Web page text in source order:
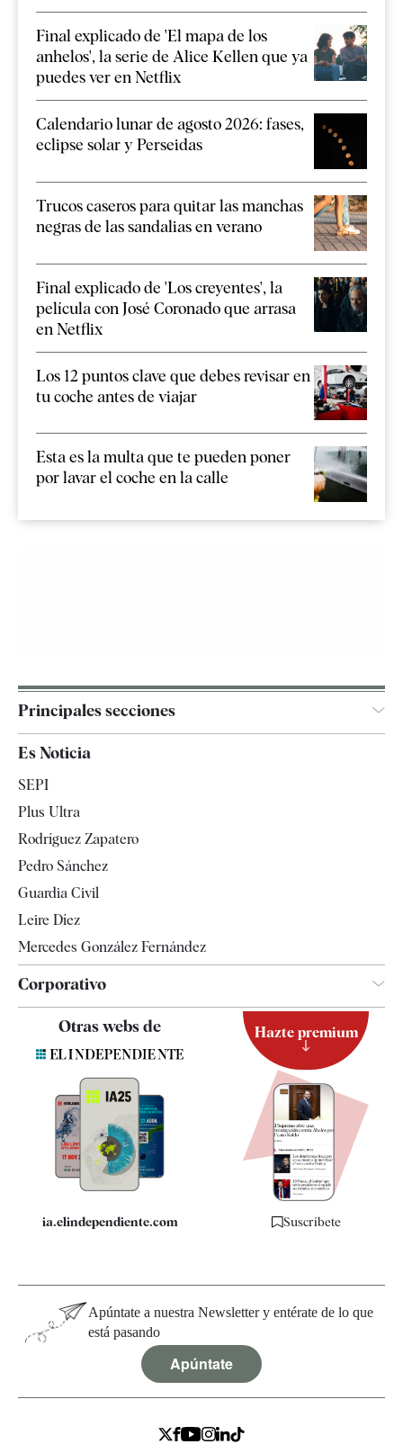
Final explicado de 'El mapa de los
anhelos', la serie de Alice Kellen que ya
puedes ver en Netflix
Calendario lunar de agosto 2026: fases,
eclipse solar y Perseidas
Trucos caseros para quitar las manchas
negras de las sandalias en verano
Final explicado de 'Los creyentes', la
película con José Coronado que arrasa
en Netflix
Los 12 puntos clave que debes revisar en
tu coche antes de viajar
Esta es la multa que te pueden poner
por lavar el coche en la calle
Principales secciones
Televisión
Es Noticia
SEPI
Plus Ultra
Rodríguez Zapatero
Pedro Sánchez
Guardia Civil
Leire Díez
Mercedes González Fernández
Corporativo
Quiénes somos
Especificaciones
Otras webs de
ia.elindependiente.com
Hazte premium
Suscríbete
Apúntate a nuestra Newsletter y entérate de lo que
está pasando
Apúntate